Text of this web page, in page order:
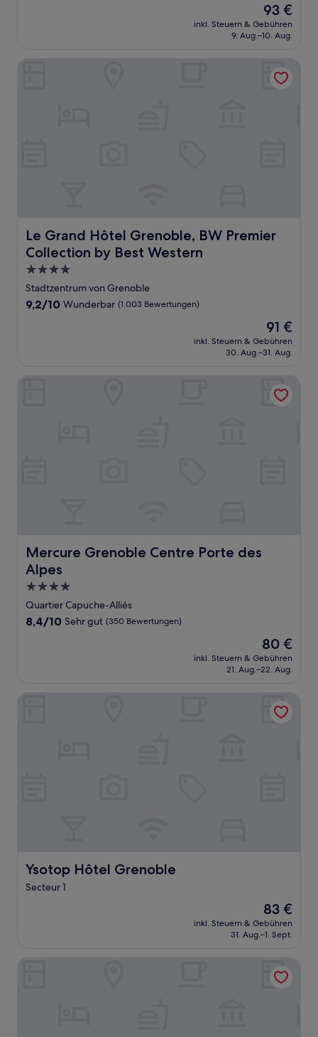
Der
Preis
beträgt
93 €
inkl. Steuern & Gebühren
9. Aug.–10. Aug.
Le Grand Hôtel Grenoble, BW Premier
Collection by Best Western
Le Grand Hôtel Grenoble, BW Premier Collection by
4.0-
Sterne-
Unterkunft
Stadtzentrum von Grenoble
9.2
9,2/10 Wunderbar (1.003 Bewertungen)
Der
Preis
beträgt
91 €
inkl. Steuern & Gebühren
30. Aug.–31. Aug.
Le Grand Hôtel Grenoble, BW Premier Collection by Best
Mercure Grenoble Centre Porte des
Alpes
Mercure Grenoble Centre Porte des Alpes
4.0-
Sterne-
Unterkunft
Quartier Capuche-Alliés
8.4
Bewertungen)
8,4/10 Sehr gut (350 Bewertungen)
Der
Preis
beträgt
80 €
inkl. Steuern & Gebühren
21. Aug.–22. Aug.
Ysotop Hôtel Grenoble
Ysotop Hôtel Grenoble
Secteur 1
Der
Preis
beträgt
83 €
inkl. Steuern & Gebühren
31. Aug.–1. Sept.